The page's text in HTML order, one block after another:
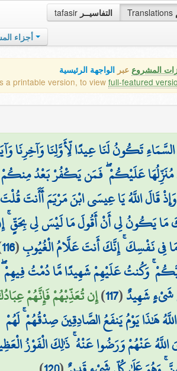
tafasir التفاسيــر Translations
أجزاء
المشروع عبر الواجهة الرئيسية
a printable version, to view full-featured
تَكُونُ لَنَا عِيدًا لِّأَوَّلِنَا وَآخِرِنَا
مُنَزِّلُهَا عَلَيْكُمْ ۖ فَمَن يَكْفُرْ بَعْدُ مِنكُمْ
وَإِذْ قَالَ اللَّهُ يَا عِيسَى ابْنَ مَرْيَمَ أَأَنتَ قُلْتَ
مَا يَكُونُ لِي أَنْ أَقُولَ مَا لَيْسَ لِي بِحَقٍّ
فِي نَفْسِكَ ۚ إِنَّكَ أَنتَ عَلَّامُ الْغُيُوبِ(
116
وَكُنتُ عَلَيْهِمْ شَهِيدًا مَّا دُمْتُ فِيهِمْ
شَيْءٍ شَهِيدٌ(
117
)إِن تُعَذِّبْهُمْ فَإِنَّهُمْ
هَٰذَا يَوْمُ يَنفَعُ الصَّادِقِينَ صِدْقُهُمْ ۚ لَهُمْ
عَنْهُمْ وَرَضُوا عَنْهُ ۚ ذَٰلِكَ الْفَوْزُ